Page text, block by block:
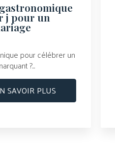
j pour un
pour célébrer un
?...
SAVOIR PLUS